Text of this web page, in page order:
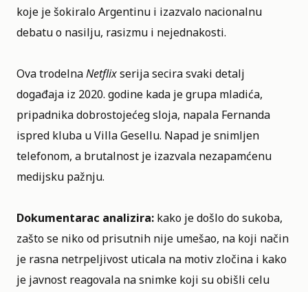
koje je šokiralo Argentinu i izazvalo nacionalnu
debatu o nasilju, rasizmu i nejednakosti.
Ova trodelnaNetflixserija secira svaki detalj
događaja iz 2020. godine kada je grupa mladića,
pripadnika dobrostojećeg sloja, napala Fernanda
ispred kluba u Villa Gesellu. Napad je snimljen
telefonom, a brutalnost je izazvala nezapamćenu
medijsku pažnju.
Dokumentarac analizira: kako je došlo do sukoba,
zašto se niko od prisutnih nije umešao, na koji način
je rasna netrpeljivost uticala na motiv zločina i kako
je javnost reagovala na snimke koji su obišli celu